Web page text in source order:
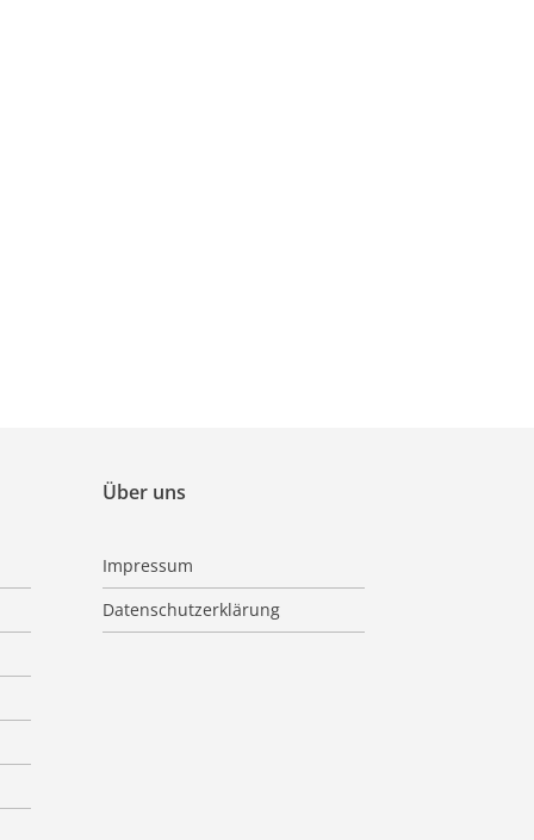
Über uns
Impressum
Datenschutzerklärung